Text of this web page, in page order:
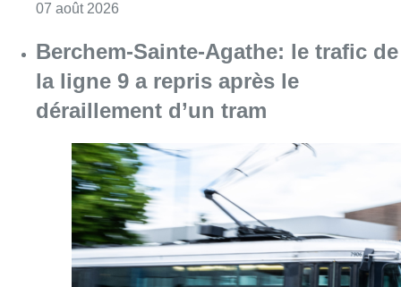
07 août 2026Consulter l'article "Berchem-Sainte-Agathe:
Le Brussels Dance Festival revient
du 14 au 23 août